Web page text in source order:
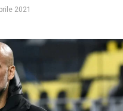
2021